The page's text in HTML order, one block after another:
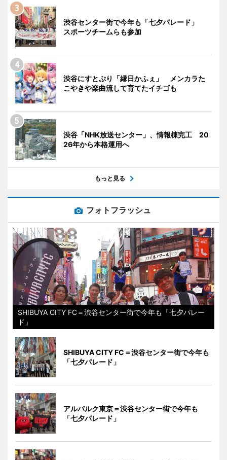
渋谷センター街で今年も「七夕パレード」
スポーツチームらも参加
渋谷にすとぷり「縁日かふぇ」 メンカラた
こやきや楽曲流して育てたイチゴも
渋谷「NHK放送センター」、情報棟完工 20
26年から本格運用へ
もっと見る
フォトフラッシュ
SHIBUYA CITY FC＝渋谷センター街で今年も「七夕パレー
ド」
SHIBUYA CITY FC＝渋谷センター街で今年も
「七夕パレード」
アルバルク東京＝渋谷センター街で今年も
「七夕パレード」